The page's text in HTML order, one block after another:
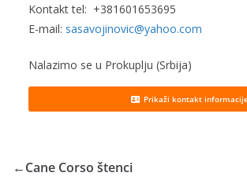
Kontakt tel: +381601653695
E-mail: sasavojinovic@yahoo.com
Nalazimo se u Prokuplju (Srbija)
Prikaži kontakt
←Cane Corso štenci